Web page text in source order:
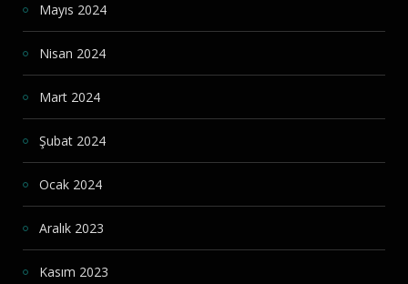
Mayıs 2024
Nisan 2024
Mart 2024
Şubat 2024
Ocak 2024
Aralık 2023
Kasım 2023